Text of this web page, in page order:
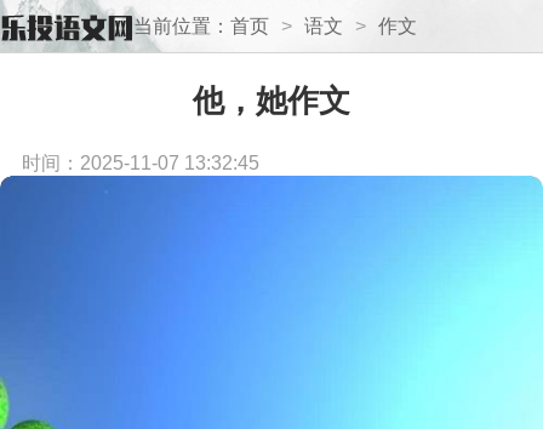
当前位置： 首页 > 语文 > 作文
他，她作文
时间：2025-11-07 13:32:45